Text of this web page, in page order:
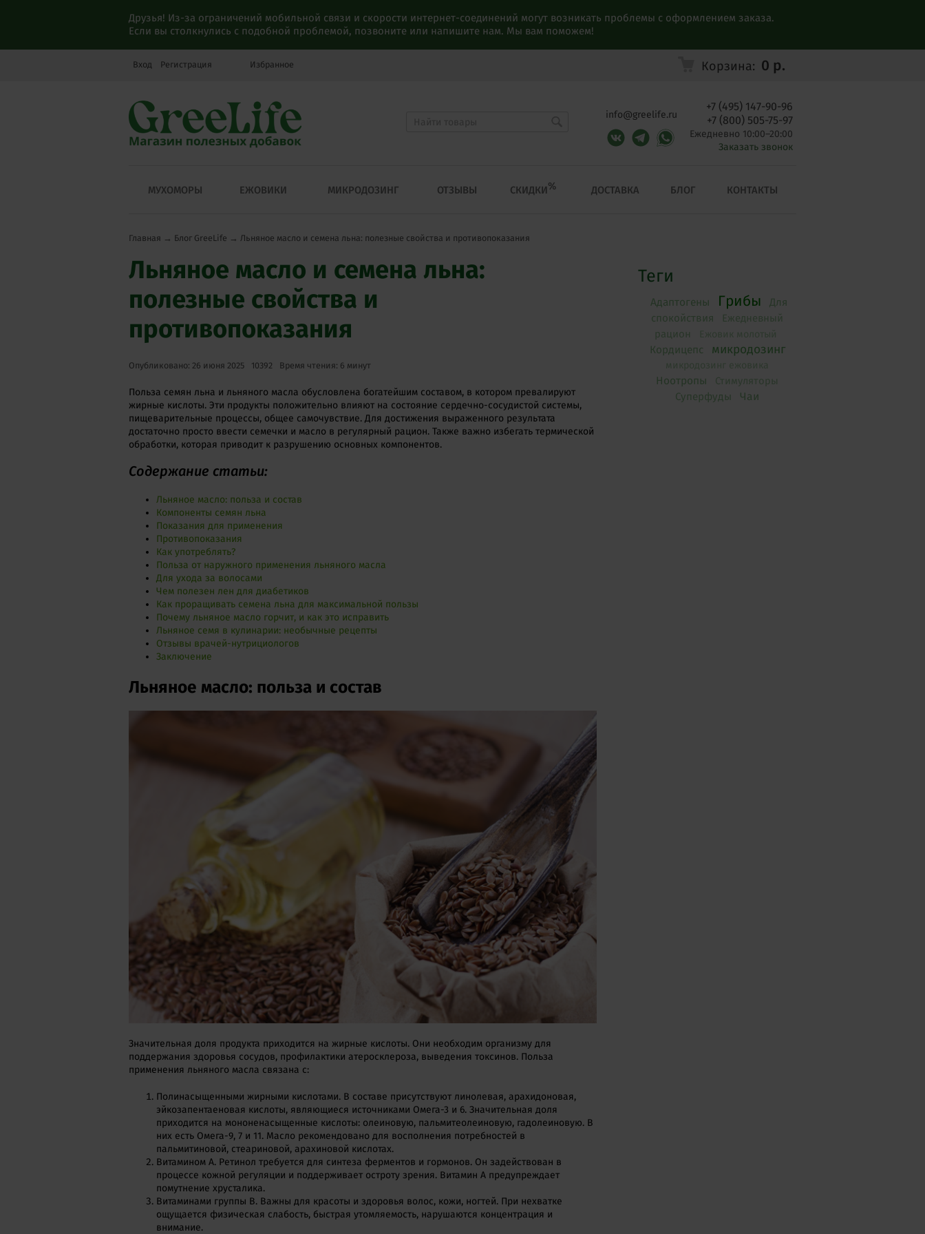
Друзья! Из-за ограничений мобильной связи и скорости интернет-соединений могут возникать проблемы с оформлением заказа.
Если вы столкнулись с подобной проблемой, позвоните или напишите нам. Мы вам поможем!
Вход Регистрация Избранное Корзина: 0 р.
info@greelife.ru
+7 (495) 147-90-96
+7 (800) 505-75-97
Ежедневно 10:00–20:00
Заказать звонок
МУХОМОРЫ ЕЖОВИКИ МИКРОДОЗИНГ ОТЗЫВЫ СКИДКИ% ДОСТАВКА БЛОГ КОНТАКТЫ
Главная → Блог GreeLife → Льняное масло и семена льна: полезные свойства и противопоказания
Теги
Адаптогены Грибы
Для
спокойствия
Ежедневный
рацион
Кордицепс микродозинг
Ноотропы
Стимуляторы
Суперфуды
Чаи
Льняное масло и семена льна:
полезные свойства и
противопоказания
Опубликовано: 26 июня 2025 10392 Время чтения: 6 минут
Польза семян льна и льняного масла обусловлена богатейшим составом, в котором превалируют
жирные кислоты. Эти продукты положительно влияют на состояние сердечно-сосудистой системы,
пищеварительные процессы, общее самочувствие. Для достижения выраженного результата
достаточно просто ввести семечки и масло в регулярный рацион. Также важно избегать термической
обработки, которая приводит к разрушению основных компонентов.
Содержание статьи:
Льняное масло: польза и состав
Компоненты семян льна
Показания для применения
Противопоказания
Как употреблять?
Польза от наружного применения льняного масла
Для ухода за волосами
Чем полезен лен для диабетиков
Как проращивать семена льна для максимальной пользы
Почему льняное масло горчит, и как это исправить
Льняное семя в кулинарии: необычные рецепты
Отзывы врачей-нутрициологов
Заключение
Льняное масло: польза и состав
Значительная доля продукта приходится на жирные кислоты. Они необходим организму для
поддержания здоровья сосудов, профилактики атеросклероза, выведения токсинов. Польза
применения льняного масла связана с:
Полинасыщенными жирными кислотами. В составе присутствуют линолевая, арахидоновая,
эйкозапентаеновая кислоты, являющиеся источниками Омега-3 и 6. Значительная доля
приходится на мононенасыщенные кислоты: олеиновую, пальмитеолеиновую, гадолеиновую. В
них есть Омега-9, 7 и 11. Масло рекомендовано для восполнения потребностей в
пальмитиновой, стеариновой, арахиновой кислотах.
Витамином А. Ретинол требуется для синтеза ферментов и гормонов. Он задействован в
процессе кожной регуляции и поддерживает остроту зрения. Витамин А предупреждает
помутнение хрусталика.
Витаминами группы В. Важны для красоты и здоровья волос, кожи, ногтей. При нехватке
ощущается физическая слабость, быстрая утомляемость, нарушаются концентрация и
внимание.